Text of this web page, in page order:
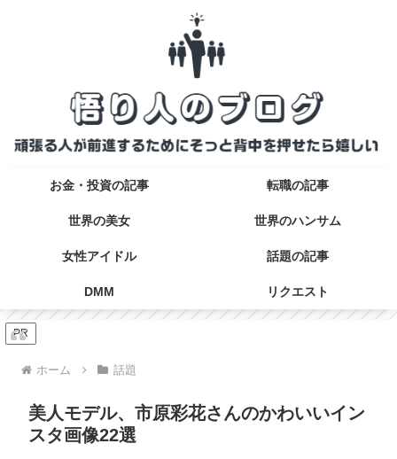
お金・投資の記事 転職の記事
世界の美女 世界のハンサム
女性アイドル 話題の記事
DMM リクエスト
PR
ホーム 話題
美人モデル、市原彩花さんのかわいいイン
スタ画像22選